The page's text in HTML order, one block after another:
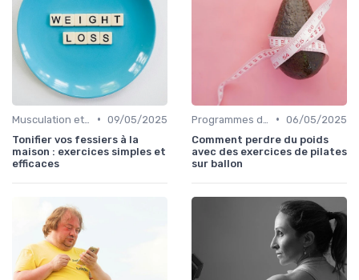
• 09/05/2025
Tonifier vos fessiers à la
maison : exercices simples et
efficaces
• 06/05/2025
Comment perdre du poids
avec des exercices de pilates
sur ballon